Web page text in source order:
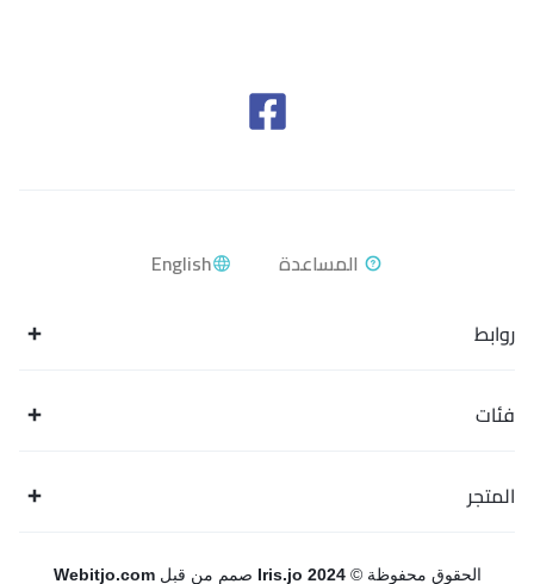
English
روابط
فئات
المتجر
الحقوق محفوظة ©Iris.jo 2024 صمم من قبلWebitjo.com